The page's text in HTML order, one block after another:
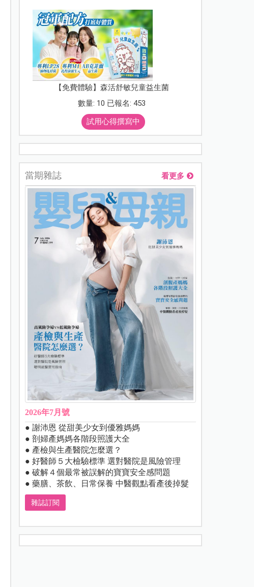
【免費體驗】森活舒敏兒童益生菌
數量: 10 已報名: 453
試用心得撰寫中
當期雜誌 看更多
2026年7月號
● 謝沛恩 從甜美少女到優雅媽媽
● 剖婦產媽媽各階段照護大全
● 產檢與生產醫院怎麼選？
● 好醫師５大檢驗標準 選對醫院是風險管理
● 破解４個最常被誤解的寶寶安全感問題
● 藥膳、茶飲、日常保養 中醫觀點看產後掉髮
雜誌訂閱